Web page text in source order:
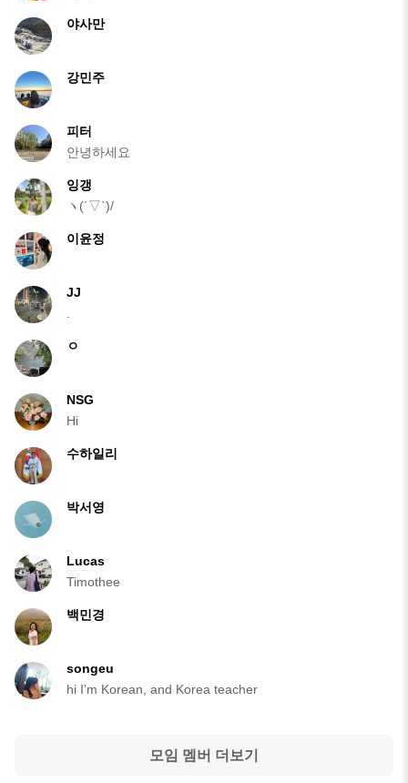
야사만
강민주
피터
안녕하세요
잉갱
ヽ(´▽`)/
이윤정
JJ
.
ㅇ
NSG
Hi
수하일리
박서영
Lucas
Timothee
백민경
songeu
hi I'm Korean, and Korea teacher
모임 멤버 더보기